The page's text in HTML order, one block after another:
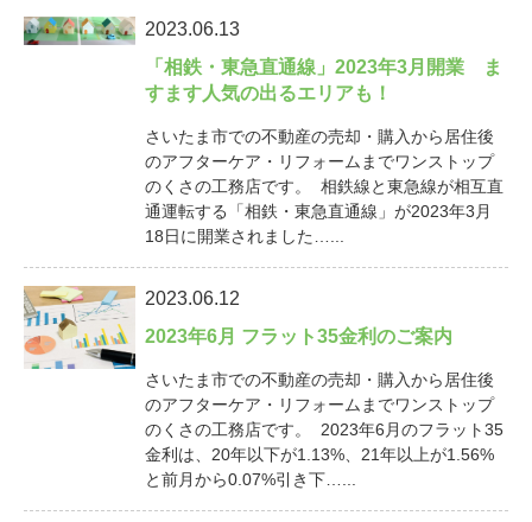
2023.06.13
「相鉄・東急直通線」2023年3月開業 ま
すます人気の出るエリアも！
さいたま市での不動産の売却・購入から居住後
のアフターケア・リフォームまでワンストップ
のくさの工務店です。 相鉄線と東急線が相互直
通運転する「相鉄・東急直通線」が2023年3月
18日に開業されました…...
2023.06.12
2023年6月 フラット35金利のご案内
さいたま市での不動産の売却・購入から居住後
のアフターケア・リフォームまでワンストップ
のくさの工務店です。 2023年6月のフラット35
金利は、20年以下が1.13%、21年以上が1.56%
と前月から0.07%引き下…...